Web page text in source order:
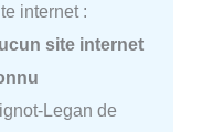
internet :
site internet
Legan de